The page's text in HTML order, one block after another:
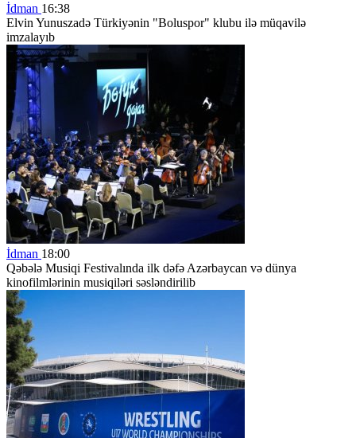
İdman 16:38
Elvin Yunuszadə Türkiyənin "Boluspor" klubu ilə müqavilə
imzalayıb
İdman 18:00
Qəbələ Musiqi Festivalında ilk dəfə Azərbaycan və dünya
kinofilmlərinin musiqiləri səsləndirilib